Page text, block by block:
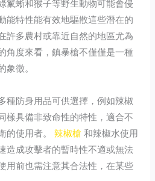
鬣蜥和猴子等野生動物可能會侵
能特性能有效地驅散這些潛在的
許多農村或靠近自然的地區尤為
角度來看，鎮暴槍不僅僅是一種
徵。
種防身用品可供選擇，例如辣椒
樣具備非致命性的特性，適合不
的使用者。辣椒槍 和辣椒水使用
造成攻擊者的暫時性不適或無法
用前也需注意其合法性，在某些